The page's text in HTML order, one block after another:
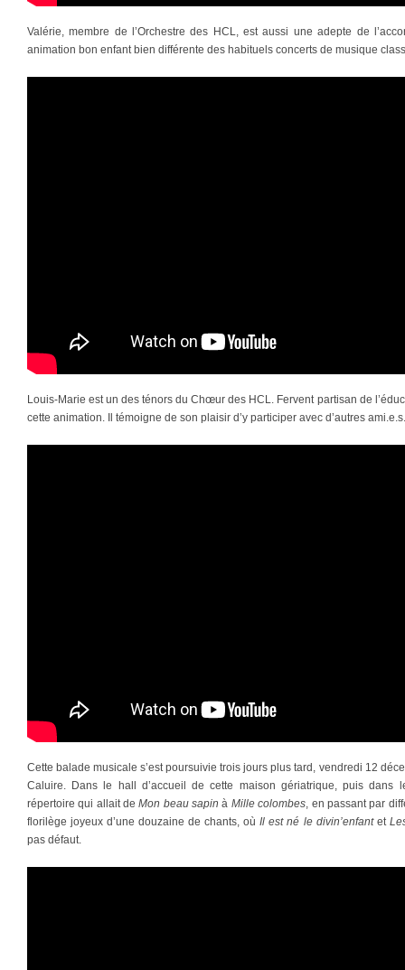
Valérie, membre de l’Orchestre des HCL, est aussi une adepte de
animation bon enfant bien différente des habituels concerts de musique
Louis-Marie est un des ténors du Chœur des HCL. Fervent partisan de
cette animation. Il témoigne de son plaisir d’y participer avec d’autres ami.e.s.
Cette balade musicale s’est poursuivie trois jours plus tard, vendredi 12
Caluire. Dans le hall d’accueil de cette maison gériatrique, puis dans
répertoire qui allait deMon beau sapin à Mille colombes, en passant par
florilège joyeux d’une douzaine de chants, oùIl est né le divin’enfantet
pas défaut.